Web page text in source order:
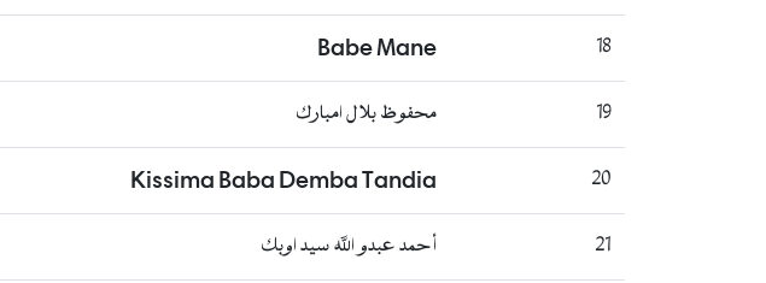
18
Babe Mane
19 محفوظ بلال امبارك
20
Kissima Baba Demba Tandia
21 أحمد عبدو الله سيد اوبك